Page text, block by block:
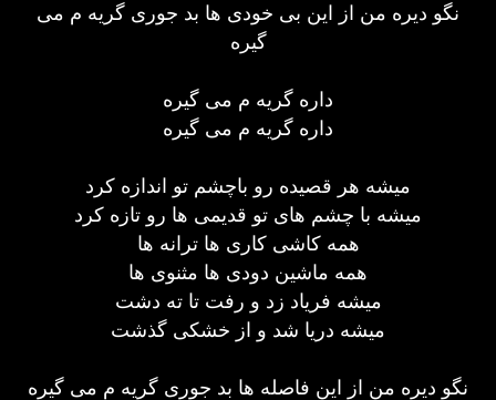
نگو دیره من از این بی خودی ها بد جوری گریه م می
گیره
داره گریه م می گیره
داره گریه م می گیره
میشه هر قصیده رو باچشم تو اندازه کرد
میشه با چشم های تو قدیمی ها رو تازه کرد
همه کاشی کاری ها ترانه ها
همه ماشین دودی ها مثنوی ها
میشه فریاد زد و رفت تا ته دشت
میشه دریا شد و از خشکی گذشت
نگو دیره من از این فاصله ها بد جوری گریه م می گیره